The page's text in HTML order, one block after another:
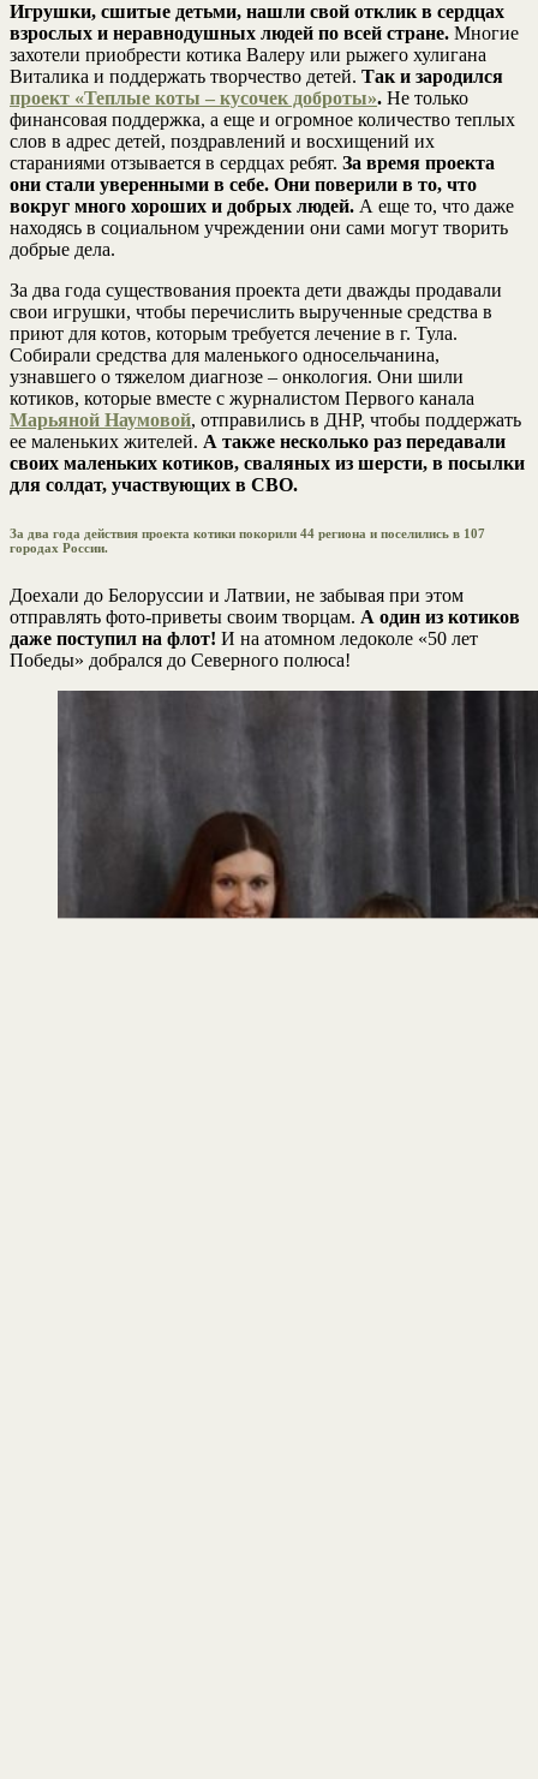
Игрушки, сшитые детьми, нашли свой отклик в сердцах
взрослых и неравнодушных людей по всей стране. Многие
захотели приобрести котика Валеру или рыжего хулигана
Виталика и поддержать творчество детей. Так и зародился
проект «Теплые коты – кусочек доброты». Не только
финансовая поддержка, а еще и огромное количество теплых
слов в адрес детей, поздравлений и восхищений их
стараниями отзывается в сердцах ребят. За время проекта
они стали уверенными в себе. Они поверили в то, что
вокруг много хороших и добрых людей. А еще то, что даже
находясь в социальном учреждении они сами могут творить
добрые дела.
За два года существования проекта дети дважды продавали
свои игрушки, чтобы перечислить вырученные средства в
приют для котов, которым требуется лечение в г. Тула.
Собирали средства для маленького односельчанина,
узнавшего о тяжелом диагнозе – онкология. Они шили
котиков, которые вместе с журналистом Первого канала
Марьяной Наумовой, отправились в ДНР, чтобы поддержать
ее маленьких жителей. А также несколько раз передавали
своих маленьких котиков, сваляных из шерсти, в посылки
для солдат, участвующих в СВО.
За два года действия проекта котики покорили 44 региона и поселились в 107
городах России.
Доехали до Белоруссии и Латвии, не забывая при этом
отправлять фото-приветы своим творцам. А один из котиков
даже поступил на флот! И на атомном ледоколе «50 лет
Победы» добрался до Северного полюса!